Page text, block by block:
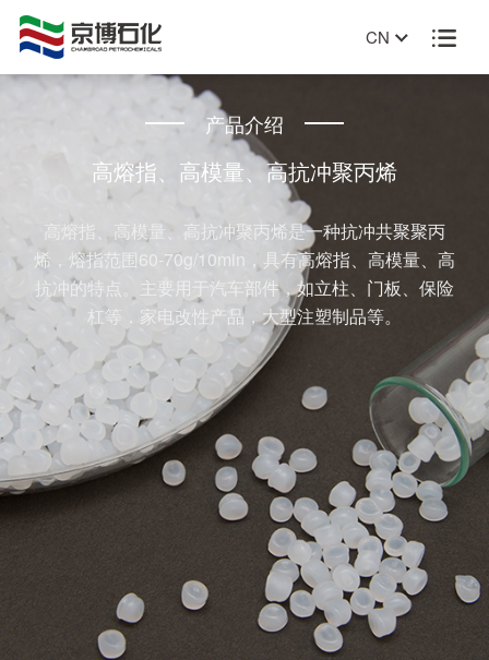

CN
产品介绍
高熔指、高模量、高抗冲聚丙烯
高熔指、高模量、高抗冲聚丙烯是一种抗冲共聚聚丙
烯，熔指范围60-70g/10min，具有高熔指、高模量、高
抗冲的特点。主要用于汽车部件，如立柱、门板、保险
杠等，家电改性产品，大型注塑制品等。